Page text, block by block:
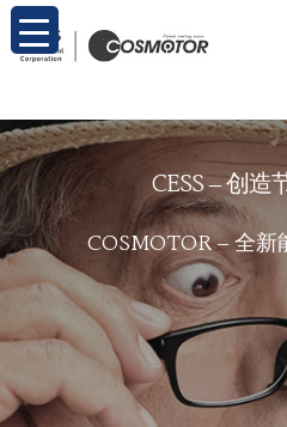
CESS – 创造
COSMOTOR – 全新